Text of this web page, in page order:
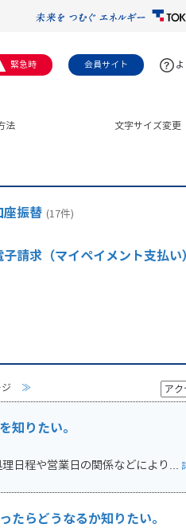
緊急時 会員サイト
文字サイズ変更
法
座振替 (17件)
子請求（マイペイメント支払い）
≫
知りたい。
日程や営業日の関係などにより...
たらどうなるか知りたい。